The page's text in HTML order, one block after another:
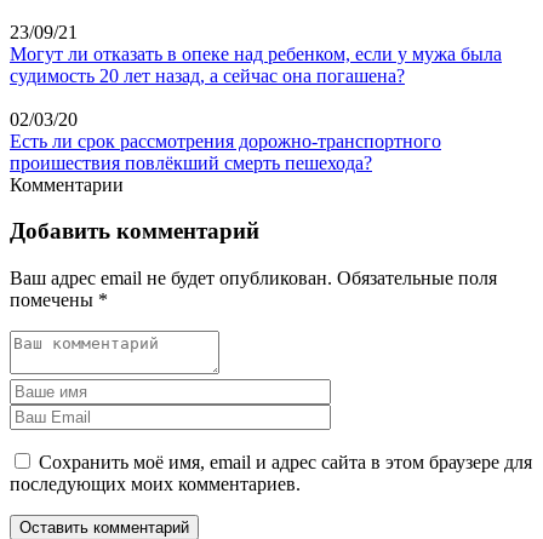
23/09/21
Могут ли отказать в опеке над ребенком, если у мужа была
судимость 20 лет назад, а сейчас она погашена?
02/03/20
Есть ли срок рассмотрения дорожно-транспортного
проишествия повлёкший смерть пешехода?
Комментарии
Добавить комментарий
Ваш адрес email не будет опубликован. Обязательные поля
помечены *
Сохранить моё имя, email и адрес сайта в этом браузере для
последующих моих комментариев.
Оставить комментарий